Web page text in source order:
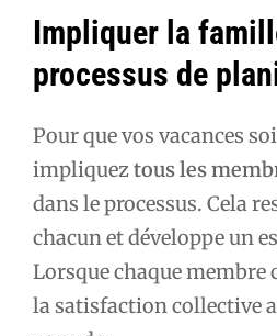
Impliquer la
processus de
Pour que vos vacances
impliqueztous les
dans le processus. Cela
chacun et développe un
Lorsque chaque
la satisfaction collective